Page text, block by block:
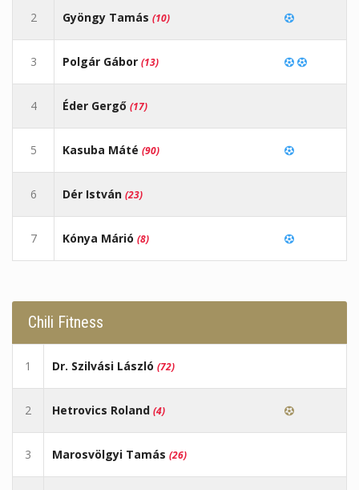
2 Gyöngy Tamás (10)
3 Polgár Gábor (13)
4 Éder Gergő (17)
5 Kasuba Máté (90)
6 Dér István (23)
7 Kónya Márió (8)
Chili Fitness
1 Dr. Szilvási László (72)
2 Hetrovics Roland (4)
3 Marosvölgyi Tamás (26)